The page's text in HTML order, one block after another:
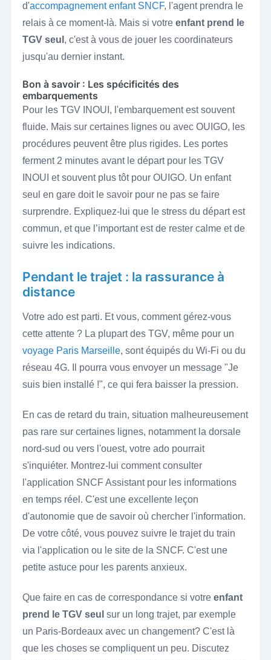
d'accompagnement enfant SNCF, l'agent prendra le
relais à ce moment-là. Mais si votre enfant prend le
TGV seul , c'est à vous de jouer les coordinateurs
jusqu'au dernier instant.
Bon à savoir : Les spécificités des
embarquements
Pour les TGV INOUI, l'embarquement est souvent
fluide. Mais sur certaines lignes ou avec OUIGO, les
procédures peuvent être plus rigides. Les portes
ferment 2 minutes avant le départ pour les TGV
INOUI et souvent plus tôt pour OUIGO. Un enfant
seul en gare doit le savoir pour ne pas se faire
surprendre. Expliquez-lui que le stress du départ est
commun, et que l’important est de rester calme et de
suivre les indications.
Pendant le trajet : la rassurance à
distance
Votre ado est parti. Et vous, comment gérez-vous
cette attente ? La plupart des TGV, même pour un
voyage Paris Marseille, sont équipés du Wi-Fi ou du
réseau 4G. Il pourra vous envoyer un message "Je
suis bien installé !", ce qui fera baisser la pression.
En cas de retard du train, situation malheureusement
pas rare sur certaines lignes, notamment la dorsale
nord-sud ou vers l'ouest, votre ado pourrait
s'inquiéter. Montrez-lui comment consulter
l'application SNCF Assistant pour les informations
en temps réel. C'est une excellente leçon
d'autonomie que de savoir où chercher l'information.
De votre côté, vous pouvez suivre le trajet du train
via l'application ou le site de la SNCF. C'est une
petite astuce pour les parents anxieux.
Que faire en cas de correspondance si votre enfant
prend le TGV seul sur un long trajet, par exemple
un Paris-Bordeaux avec un changement? C'est là
que les choses se compliquent un peu. Discutez